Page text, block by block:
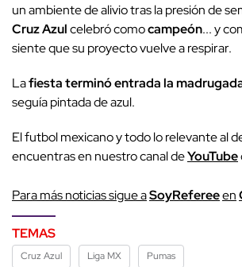
un ambiente de alivio tras la presión de
Cruz Azulcelebró comocampeón... y
siente que su proyecto vuelve a respirar.
Lafiesta terminóentrada la
seguía pintada de azul.
El futbol mexicano y todo lo relevante al
encuentras en nuestro canal deYouTube
Para más noticias sigue aSoyRefereeen
TEMAS
Cruz Azul Liga MX Pumas